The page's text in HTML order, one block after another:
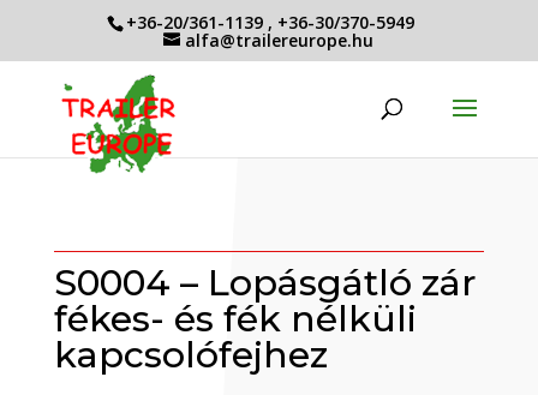
+36-20/361-1139 , +36-30/370-5949
alfa@trailereurope.hu
S0004 – Lopásgátló zár
fékes- és fék nélküli
kapcsolófejhez